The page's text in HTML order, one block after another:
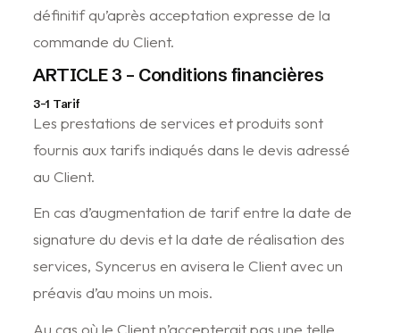
définitif qu’après acceptation expresse de la
commande du Client.
ARTICLE 3 – Conditions financières
3-1 Tarif
Les prestations de services et produits sont
fournis aux tarifs indiqués dans le devis adressé
au Client.
En cas d’augmentation de tarif entre la date de
signature du devis et la date de réalisation des
services, Syncerus en avisera le Client avec un
préavis d’au moins un mois.
Au cas où le Client n’accepterait pas une telle